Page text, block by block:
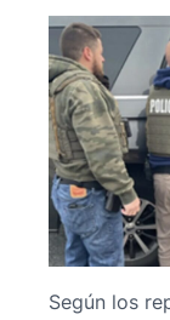
Según los